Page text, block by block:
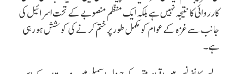
کارروائی کا نتیجہ نہیں ہے بلکہ ایک منظم منصوبے کے تحت اسرائیل کی
جانب سے غزہ کے عوام کو مکمل طور پر ختم کرنے کی کوشش ہورہی
ہے۔